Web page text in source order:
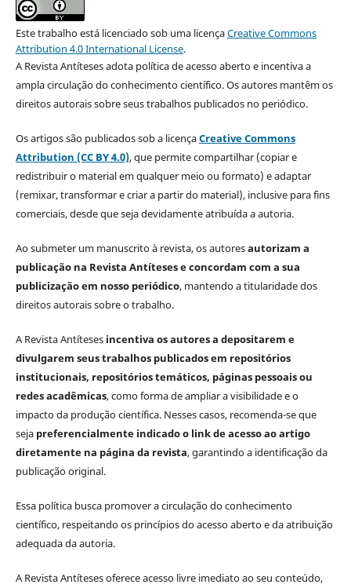
Este trabalho está licenciado sob uma licençaCreative Commons
Attribution 4.0 International License.
A Revista Antíteses adota política de acesso aberto e incentiva a
ampla circulação do conhecimento científico. Os autores mantêm os
direitos autorais sobre seus trabalhos publicados no periódico.
Os artigos são publicados sob a licençaCreative Commons
Attribution (CC BY 4.0), que permite compartilhar (copiar e
redistribuir o material em qualquer meio ou formato) e adaptar
(remixar, transformar e criar a partir do material), inclusive para fins
comerciais, desde que seja devidamente atribuída a autoria.
Ao submeter um manuscrito à revista, os autoresautorizam a
publicação na Revista Antíteses e concordam com a sua
publicização em nosso periódico, mantendo a titularidade dos
direitos autorais sobre o trabalho.
A Revista Antíteses incentiva os autores a depositarem e
divulgarem seus trabalhos publicados em repositórios
institucionais, repositórios temáticos, páginas pessoais ou
redes acadêmicas, como forma de ampliar a visibilidade e o
impacto da produção científica. Nesses casos, recomenda-se que
seja preferencialmente indicado o link de acesso ao artigo
diretamente na página da revista, garantindo a identificação da
publicação original.
Essa política busca promover a circulação do conhecimento
científico, respeitando os princípios do acesso aberto e da atribuição
adequada da autoria.
A Revista Antíteses oferece acesso livre imediato ao seu conteúdo,